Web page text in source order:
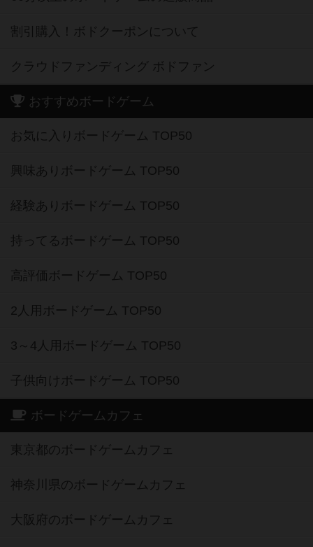
割引購入！ボドクーポンについて
クラウドファンディング ボドファン
おすすめボードゲーム
お気に入りボードゲーム TOP50
興味ありボードゲーム TOP50
経験ありボードゲーム TOP50
持ってるボードゲーム TOP50
高評価ボードゲーム TOP50
2人用ボードゲーム TOP50
3～4人用ボードゲーム TOP50
子供向けボードゲーム TOP50
ボードゲームカフェ
東京都のボードゲームカフェ
神奈川県のボードゲームカフェ
大阪府のボードゲームカフェ